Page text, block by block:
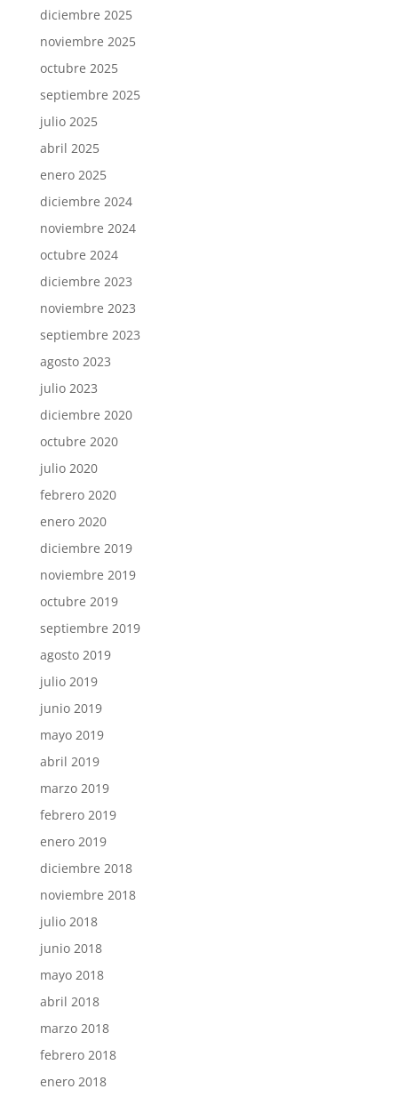
diciembre 2025
noviembre 2025
octubre 2025
septiembre 2025
julio 2025
abril 2025
enero 2025
diciembre 2024
noviembre 2024
octubre 2024
diciembre 2023
noviembre 2023
septiembre 2023
agosto 2023
julio 2023
diciembre 2020
octubre 2020
julio 2020
febrero 2020
enero 2020
diciembre 2019
noviembre 2019
octubre 2019
septiembre 2019
agosto 2019
julio 2019
junio 2019
mayo 2019
abril 2019
marzo 2019
febrero 2019
enero 2019
diciembre 2018
noviembre 2018
julio 2018
junio 2018
mayo 2018
abril 2018
marzo 2018
febrero 2018
enero 2018